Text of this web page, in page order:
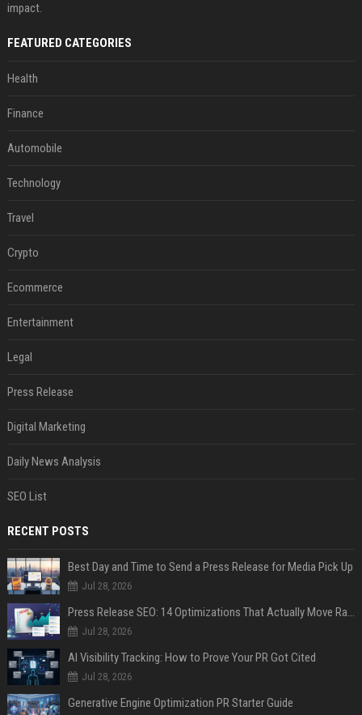
impact.
FEATURED CATEGORIES
Health
Finance
Automobile
Technology
Travel
Crypto
Ecommerce
Entertainment
Legal
Press Release
Digital Marketing
Daily News Analysis
SEO List
RECENT POSTS
Best Day and Time to Send a Press Release for Media Pick Up
Jul 28, 2026
Press Release SEO: 14 Optimizations That Actually Move Rankings
Jul 28, 2026
AI Visibility Tracking: How to Prove Your PR Got Cited
Jul 28, 2026
Generative Engine Optimization PR Starter Guide